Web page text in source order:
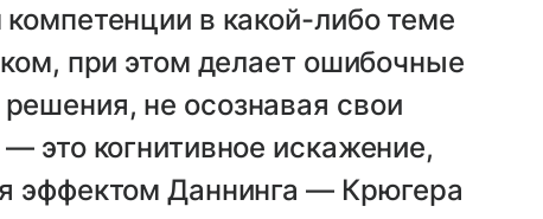
в какой-либо теме
при этом делает ошибочные
не осознавая свои
это когнитивное искажение,
эффектом Даннинга — Крюгера